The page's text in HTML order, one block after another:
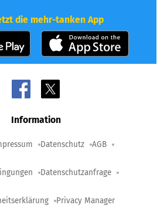
die mehr-tanken App
Information
Datenschutz AGB
Datenschutzanfrage
Privacy Manager